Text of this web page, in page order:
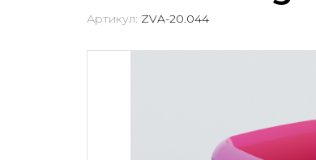
Артикул: ZVA-20.044